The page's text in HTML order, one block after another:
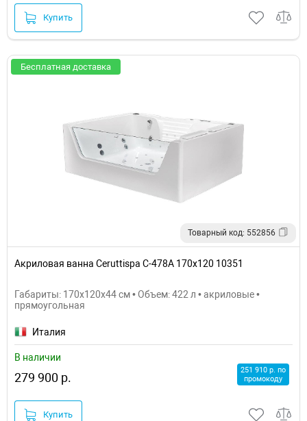
Купить
Бесплатная доставка
Товарный код: 552856
Акриловая ванна Ceruttispa C-478A 170x120 10351
Габариты: 170x120x44 см • Объем: 422 л • акриловые •
прямоугольная
Италия
В наличии
279 900 р.
251 910 р. по
промокоду
Купить